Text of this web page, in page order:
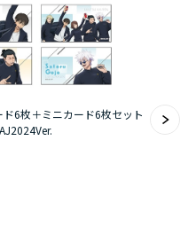
ら本気だす～』
ますが ～雛宮蝶鼠と
6枚＋ミニカード6枚セット